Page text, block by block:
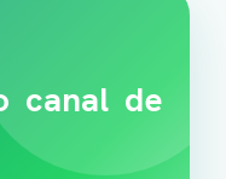
canal de